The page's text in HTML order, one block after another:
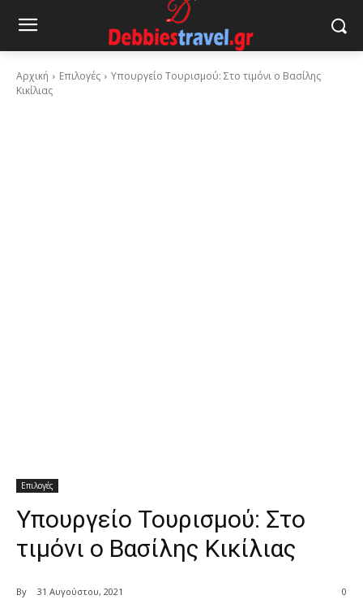
Αρχική Επιλογές
Υπουργείο Τουρισμού: Στο τιμόνι ο Βασίλης
Κικίλιας
Επιλογές
Υπουργείο Τουρισμού: Στο
τιμόνι ο Βασίλης Κικίλιας
By 31 Αυγούστου, 2021 0